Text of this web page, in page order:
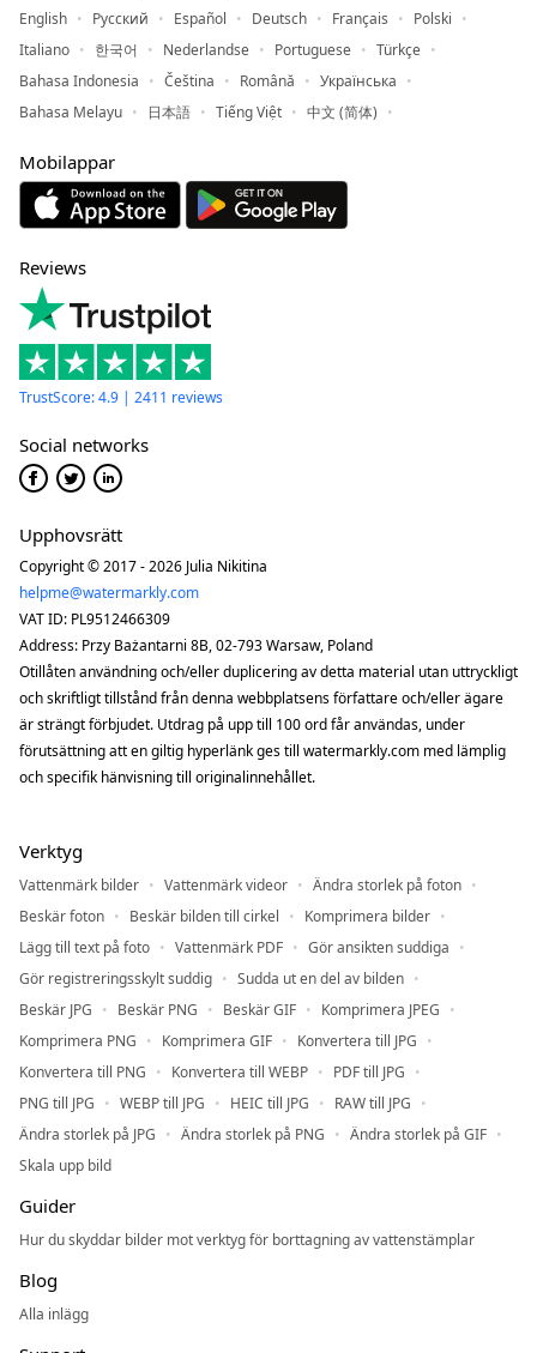
English Русский Español Deutsch Français
Polski
Italiano
한국어 Nederlandse Portuguese
Türkçe
Bahasa Indonesia
Čeština Română
Українська
Bahasa Melayu
日本語 Tiếng Việt 中文 (简体)
Mobilappar
Reviews
TrustScore: 4.9 | 2411 reviews
Social networks
Upphovsrätt
Copyright © 2017 - 2026 Julia Nikitina
helpme@watermarkly.com
VAT ID: PL9512466309
Address: Przy Bażantarni 8B, 02-793 Warsaw, Poland
Otillåten användning och/eller duplicering av detta material utan uttryckligt
och skriftligt tillstånd från denna webbplatsens författare och/eller ägare
är strängt förbjudet. Utdrag på upp till 100 ord får användas, under
förutsättning att en giltig hyperlänk ges till watermarkly.com med lämplig
och specifik hänvisning till originalinnehållet.
Verktyg
Vattenmärk bilder Vattenmärk videor
Ändra storlek på foton
Beskär foton
Beskär bilden till cirkel
Komprimera bilder
Lägg till text på foto
Vattenmärk PDF
Gör ansikten suddiga
Gör registreringsskylt suddig
Sudda ut en del av bilden
Beskär JPG
Beskär PNG Beskär GIF
Komprimera JPEG
Komprimera PNG
Komprimera GIF
Konvertera till JPG
Konvertera till PNG
Konvertera till WEBP
PDF till JPG
PNG till JPG
WEBP till JPG HEIC till JPG
RAW till JPG
Ändra storlek på JPG
Ändra storlek på PNG
Ändra storlek på GIF
Skala upp bild
Guider
Hur du skyddar bilder mot verktyg för borttagning av vattenstämplar
Blog
Alla inlägg